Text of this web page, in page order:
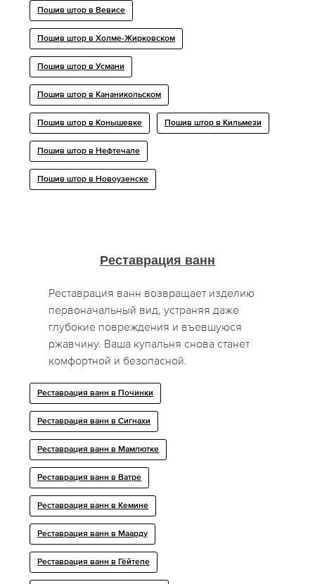
Пошив штор в Вевисе
Пошив штор в Холме-Жирковском
Пошив штор в Усмани
Пошив штор в Кананикольском
Пошив штор в Конышевке Пошив штор в Кильмези
Пошив штор в Нефтечале
Пошив штор в Новоузенске
Реставрация ванн
Реставрация ванн возвращает изделию
первоначальный вид, устраняя даже
глубокие повреждения и въевшуюся
ржавчину. Ваша купальня снова станет
комфортной и безопасной.
Реставрация ванн в Починки
Реставрация ванн в Сигнахи
Реставрация ванн в Мамлютке
Реставрация ванн в Ватре
Реставрация ванн в Кемине
Реставрация ванн в Маарду
Реставрация ванн в Гёйтепе